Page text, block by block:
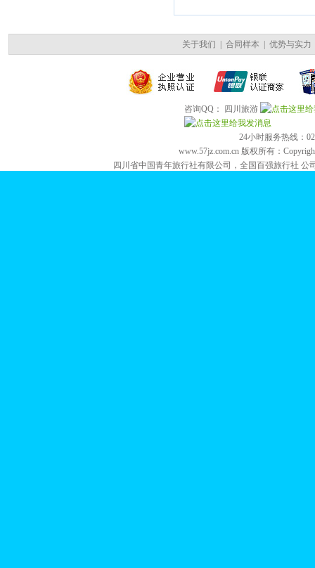
关于我们 合同样本 优势与实力
咨询QQ： 四川旅游
24小时服务热线：
www.57jz.com.cn 版权所有：
四川省中国青年旅行社有限公司，全国百强旅行社